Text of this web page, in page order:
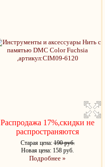
Распродажа 17%,скидки не
распространяются
Старая цена:190 руб.
Новая цена: 158 руб.
Подробнее »